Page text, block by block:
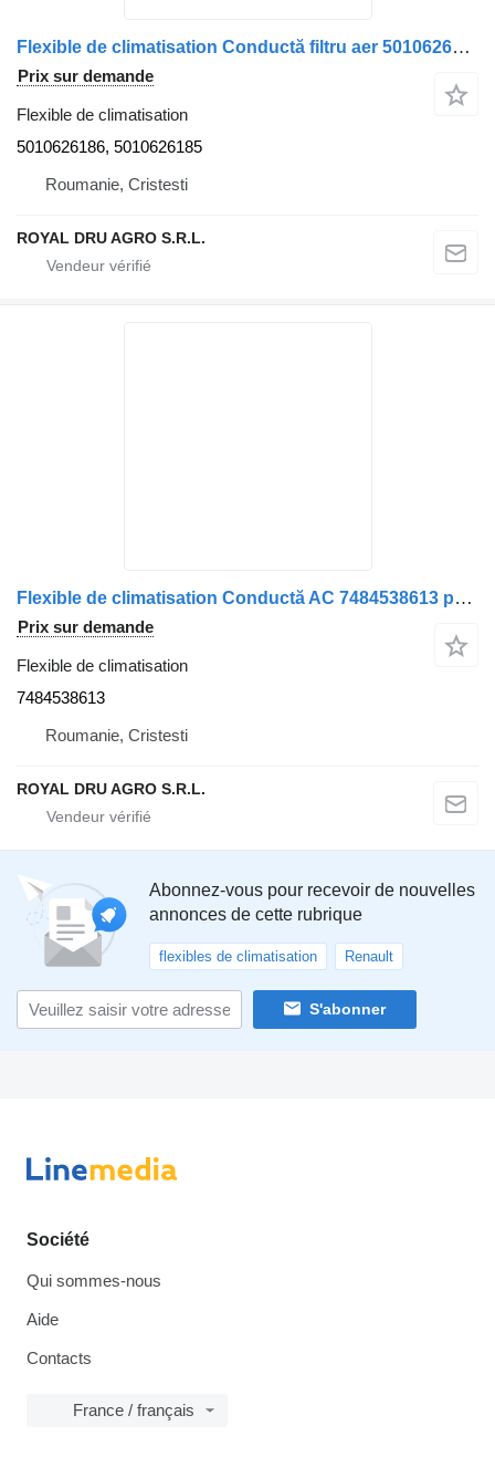
Flexible de climatisation Conductă filtru aer 5010626186 pour camion Renault –
Prix sur demande
Flexible de climatisation
5010626186, 5010626185
Roumanie, Cristesti
ROYAL DRU AGRO S.R.L.
Flexible de climatisation Conductă AC 7484538613 pour camion Renault / 84538613
Prix sur demande
Flexible de climatisation
7484538613
Roumanie, Cristesti
ROYAL DRU AGRO S.R.L.
Abonnez-vous pour recevoir de nouvelles
annonces de cette rubrique
flexibles de climatisation Renault
S'abonner
Société
Qui sommes-nous
Aide
Contacts
France / français